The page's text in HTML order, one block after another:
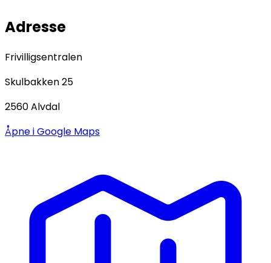
Adresse
Frivilligsentralen
Skulbakken 25
2560Alvdal
Åpne i Google Maps